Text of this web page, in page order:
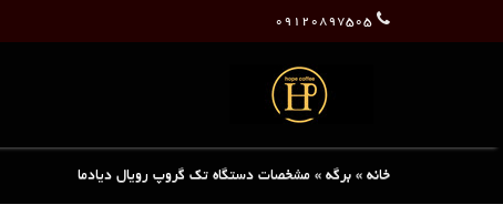
۰۹۱۲۰۸۹۷۵۰۵
خانه » برگه » مشخصات دستگاه تک گروپ رویال دیادما